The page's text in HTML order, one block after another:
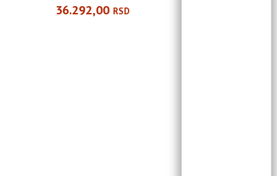
36.292,00 RSD